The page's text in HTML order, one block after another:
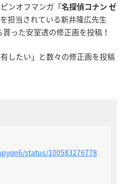
ンオフマンガ 『名探偵コナン ゼ
を担当されている新井隆広先生
った安室透の修正画を投稿！
したい」と数々の修正画を投稿
status/100583276778